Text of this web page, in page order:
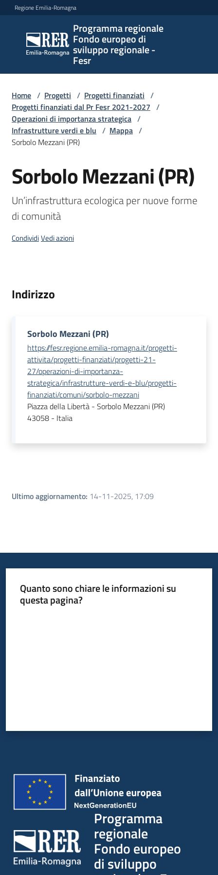
Vai al contenuto
Vai alla navigazione
Vai al footer
Regione Emilia-Romagna
Programma regionale
Fondo europeo di
sviluppo regionale -
Fesr
Programma
regionale
Fondo
europeo di
regionale -
Fesr
e
strategie
Progetti
Menu selezionato
Servizi
Comunicazione
partecipazione
su
Home / Progetti / Progetti finanziati /
Progetti finanziati dal Pr Fesr 2021-2027 /
Operazioni di importanza strategica /
Infrastrutture verdi e blu / Mappa /
Sorbolo Mezzani (PR)
Salta al contenuto
Sorbolo Mezzani (PR)
Un’infrastruttura ecologica per nuove forme
di comunità
CondividiVedi azioni
Indirizzo
Sorbolo Mezzani (PR)
https://fesr.regione.emilia-romagna.it/progetti-
attivita/progetti-finanziati/progetti-21-
27/operazioni-di-importanza-
strategica/infrastrutture-verdi-e-blu/progetti-
finanziati/comuni/sorbolo-mezzani
Piazza della Libertà - Sorbolo Mezzani (PR)
43058 - Italia
Ultimo aggiornamento: 14-11-2025, 17:09
Quanto sono chiare le informazioni su
questa pagina?
Programma
regionale
Fondo europeo
di sviluppo